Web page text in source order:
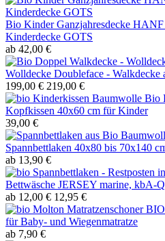
Bio Kinder Ganzjahresdecke
Kinderdecke GOTS
ab 42,00 €
Wolldecke Doubleface - Walkdecke
199,00 € 219,00 €
Bio
Kopfkissen 40x60 cm für Kinder
39,00 €
Spannbettlaken 40x80 bis 70x140
ab 13,90 €
Bettwäsche JERSEY marine, kbA-
ab 12,00 € 12,95 €
für Baby- und Wiegenmatratze
ab 7,90 €